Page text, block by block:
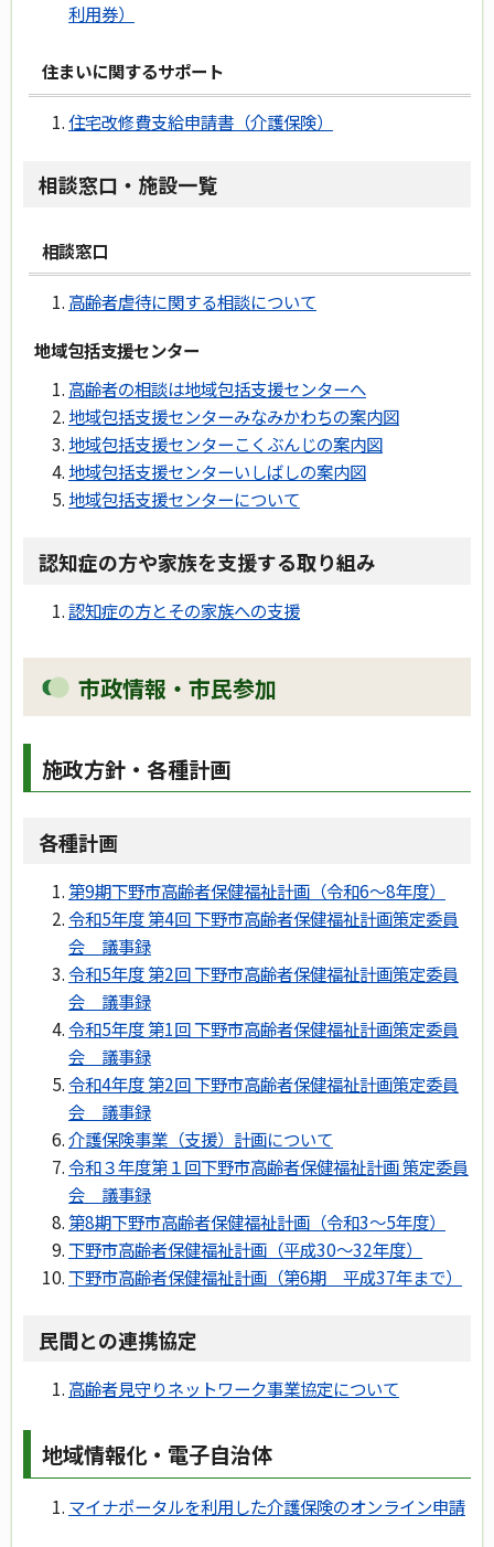
利用券）
住まいに関するサポート
住宅改修費支給申請書（介護保険）
相談窓口・施設一覧
相談窓口
高齢者虐待に関する相談について
地域包括支援センター
高齢者の相談は地域包括支援センターへ
地域包括支援センターみなみかわちの案内図
地域包括支援センターこくぶんじの案内図
地域包括支援センターいしばしの案内図
地域包括支援センターについて
認知症の方や家族を支援する取り組み
認知症の方とその家族への支援
市政情報・市民参加
施政方針・各種計画
各種計画
第9期下野市高齢者保健福祉計画（令和6～8年度）
令和5年度 第4回 下野市高齢者保健福祉計画策定委員
会 議事録
令和5年度 第2回 下野市高齢者保健福祉計画策定委員
会 議事録
令和5年度 第1回 下野市高齢者保健福祉計画策定委員
会 議事録
令和4年度 第2回 下野市高齢者保健福祉計画策定委員
会 議事録
介護保険事業（支援）計画について
令和３年度第１回下野市高齢者保健福祉計画 策定委員
会 議事録
第8期下野市高齢者保健福祉計画（令和3～5年度）
下野市高齢者保健福祉計画（平成30～32年度）
下野市高齢者保健福祉計画（第6期 平成37年まで）
民間との連携協定
高齢者見守りネットワーク事業協定について
地域情報化・電子自治体
マイナポータルを利用した介護保険のオンライン申請